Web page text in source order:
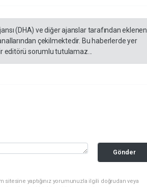
(DHA) ve diğer ajanslar tarafından eklenen
çekilmektedir. Bu haberlerde yer
sorumlu tutulamaz...
Gönder
yaptığınız yorumunuzla ilgili doğrudan veya